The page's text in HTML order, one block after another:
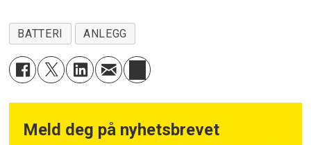
BATTERI ANLEGG
Meld deg på nyhetsbrevet